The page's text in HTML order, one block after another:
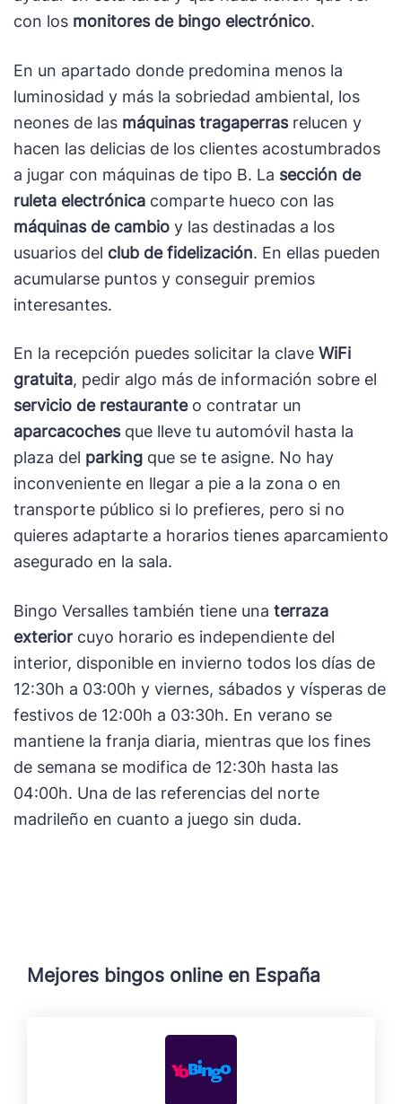
con los monitores de bingo electrónico.
En un apartado donde predomina menos la
luminosidad y más la sobriedad ambiental, los
neones de las máquinas tragaperrasrelucen y
hacen las delicias de los clientes acostumbrados
a jugar con máquinas de tipo B. La sección de
ruleta electrónica comparte hueco con las
máquinas de cambio y las destinadas a los
usuarios del club de fidelización. En ellas pueden
acumularse puntos y conseguir premios
interesantes.
En la recepción puedes solicitar la clave WiFi
gratuita, pedir algo más de información sobre el
servicio de restauranteo contratar un
aparcacochesque lleve tu automóvil hasta la
plaza del parking que se te asigne. No hay
inconveniente en llegar a pie a la zona o en
transporte público si lo prefieres, pero si no
quieres adaptarte a horarios tienes aparcamiento
asegurado en la sala.
Bingo Versalles también tiene una terraza
exterior cuyo horario es independiente del
interior, disponible en invierno todos los días de
12:30h a 03:00h y viernes, sábados y vísperas de
festivos de 12:00h a 03:30h. En verano se
mantiene la franja diaria, mientras que los fines
de semana se modifica de 12:30h hasta las
04:00h. Una de las referencias del norte
madrileño en cuanto a juego sin duda.
Mejores bingos online en España